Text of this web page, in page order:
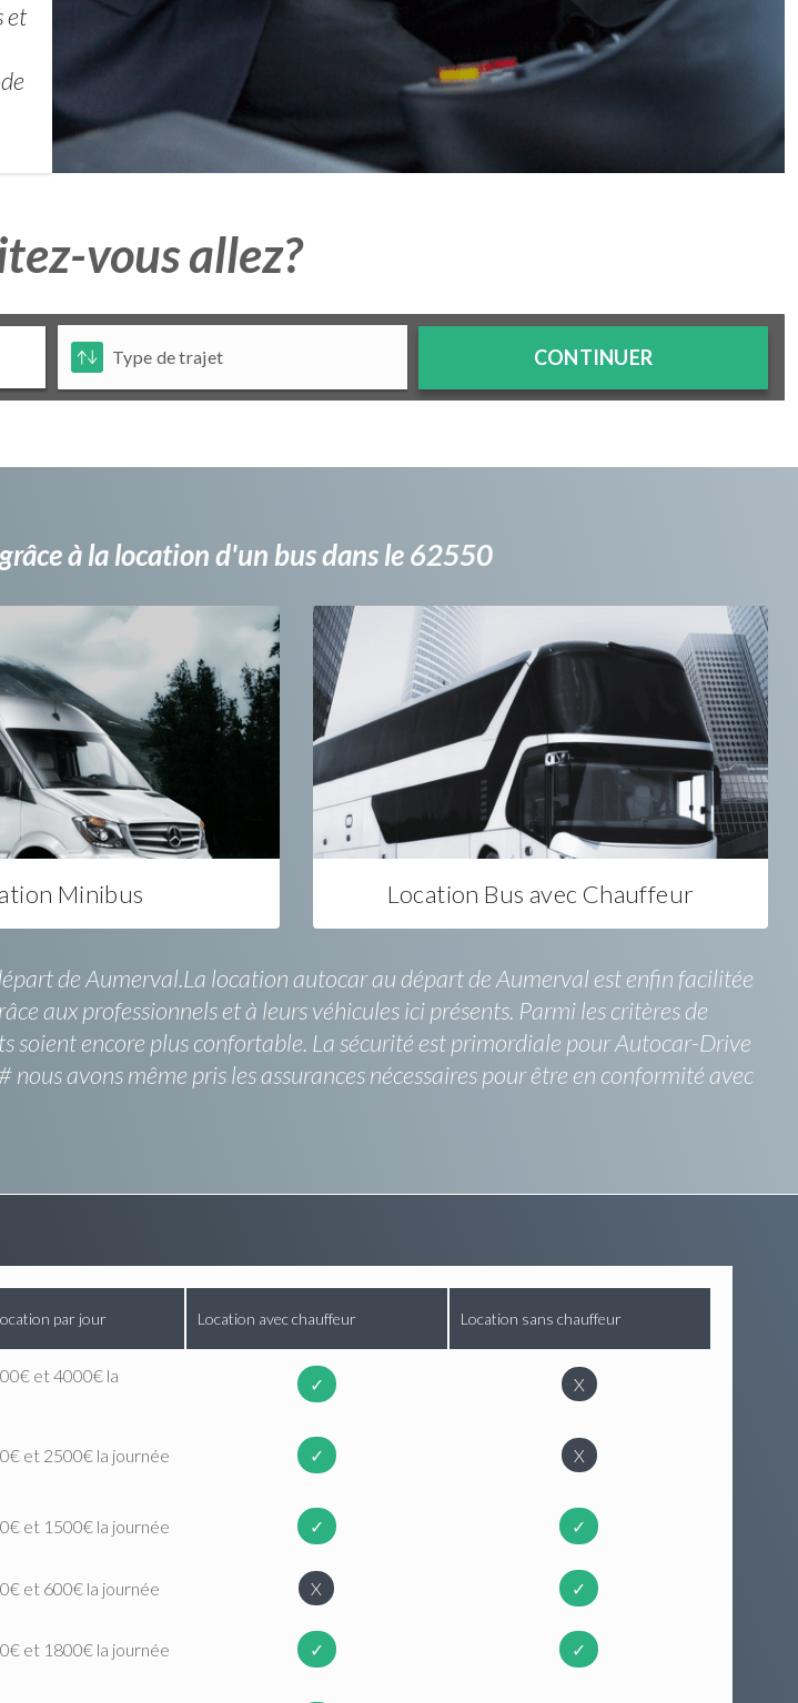
et
vous allez?
CONTINUER
à la location d'un bus dans le 62550
Minibus Location Bus avec Chauffeur
de Aumerval.La location autocar au départ de Aumerval est enfin facilitée
aux professionnels et à leurs véhicules ici présents. Parmi les critères de
soient encore plus confortable. La sécurité est primordiale pour Autocar-Drive
avons même pris les assurances nécessaires pour être en conformité avec
par jour Location avec chauffeur Location sans chauffeur
et 4000€ la
✓ X
et 2500€ la journée ✓ X
et 1500€ la journée ✓ ✓
et 600€ la journée X ✓
et 1800€ la journée ✓ ✓